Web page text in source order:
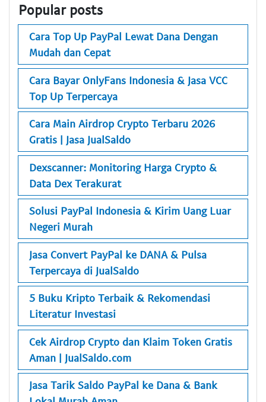
Popular posts
Cara Top Up PayPal Lewat Dana Dengan
Mudah dan Cepat
Cara Bayar OnlyFans Indonesia & Jasa VCC
Top Up Terpercaya
Cara Main Airdrop Crypto Terbaru 2026
Gratis | Jasa JualSaldo
Dexscanner: Monitoring Harga Crypto &
Data Dex Terakurat
Solusi PayPal Indonesia & Kirim Uang Luar
Negeri Murah
Jasa Convert PayPal ke DANA & Pulsa
Terpercaya di JualSaldo
5 Buku Kripto Terbaik & Rekomendasi
Literatur Investasi
Cek Airdrop Crypto dan Klaim Token Gratis
Aman | JualSaldo.com
Jasa Tarik Saldo PayPal ke Dana & Bank